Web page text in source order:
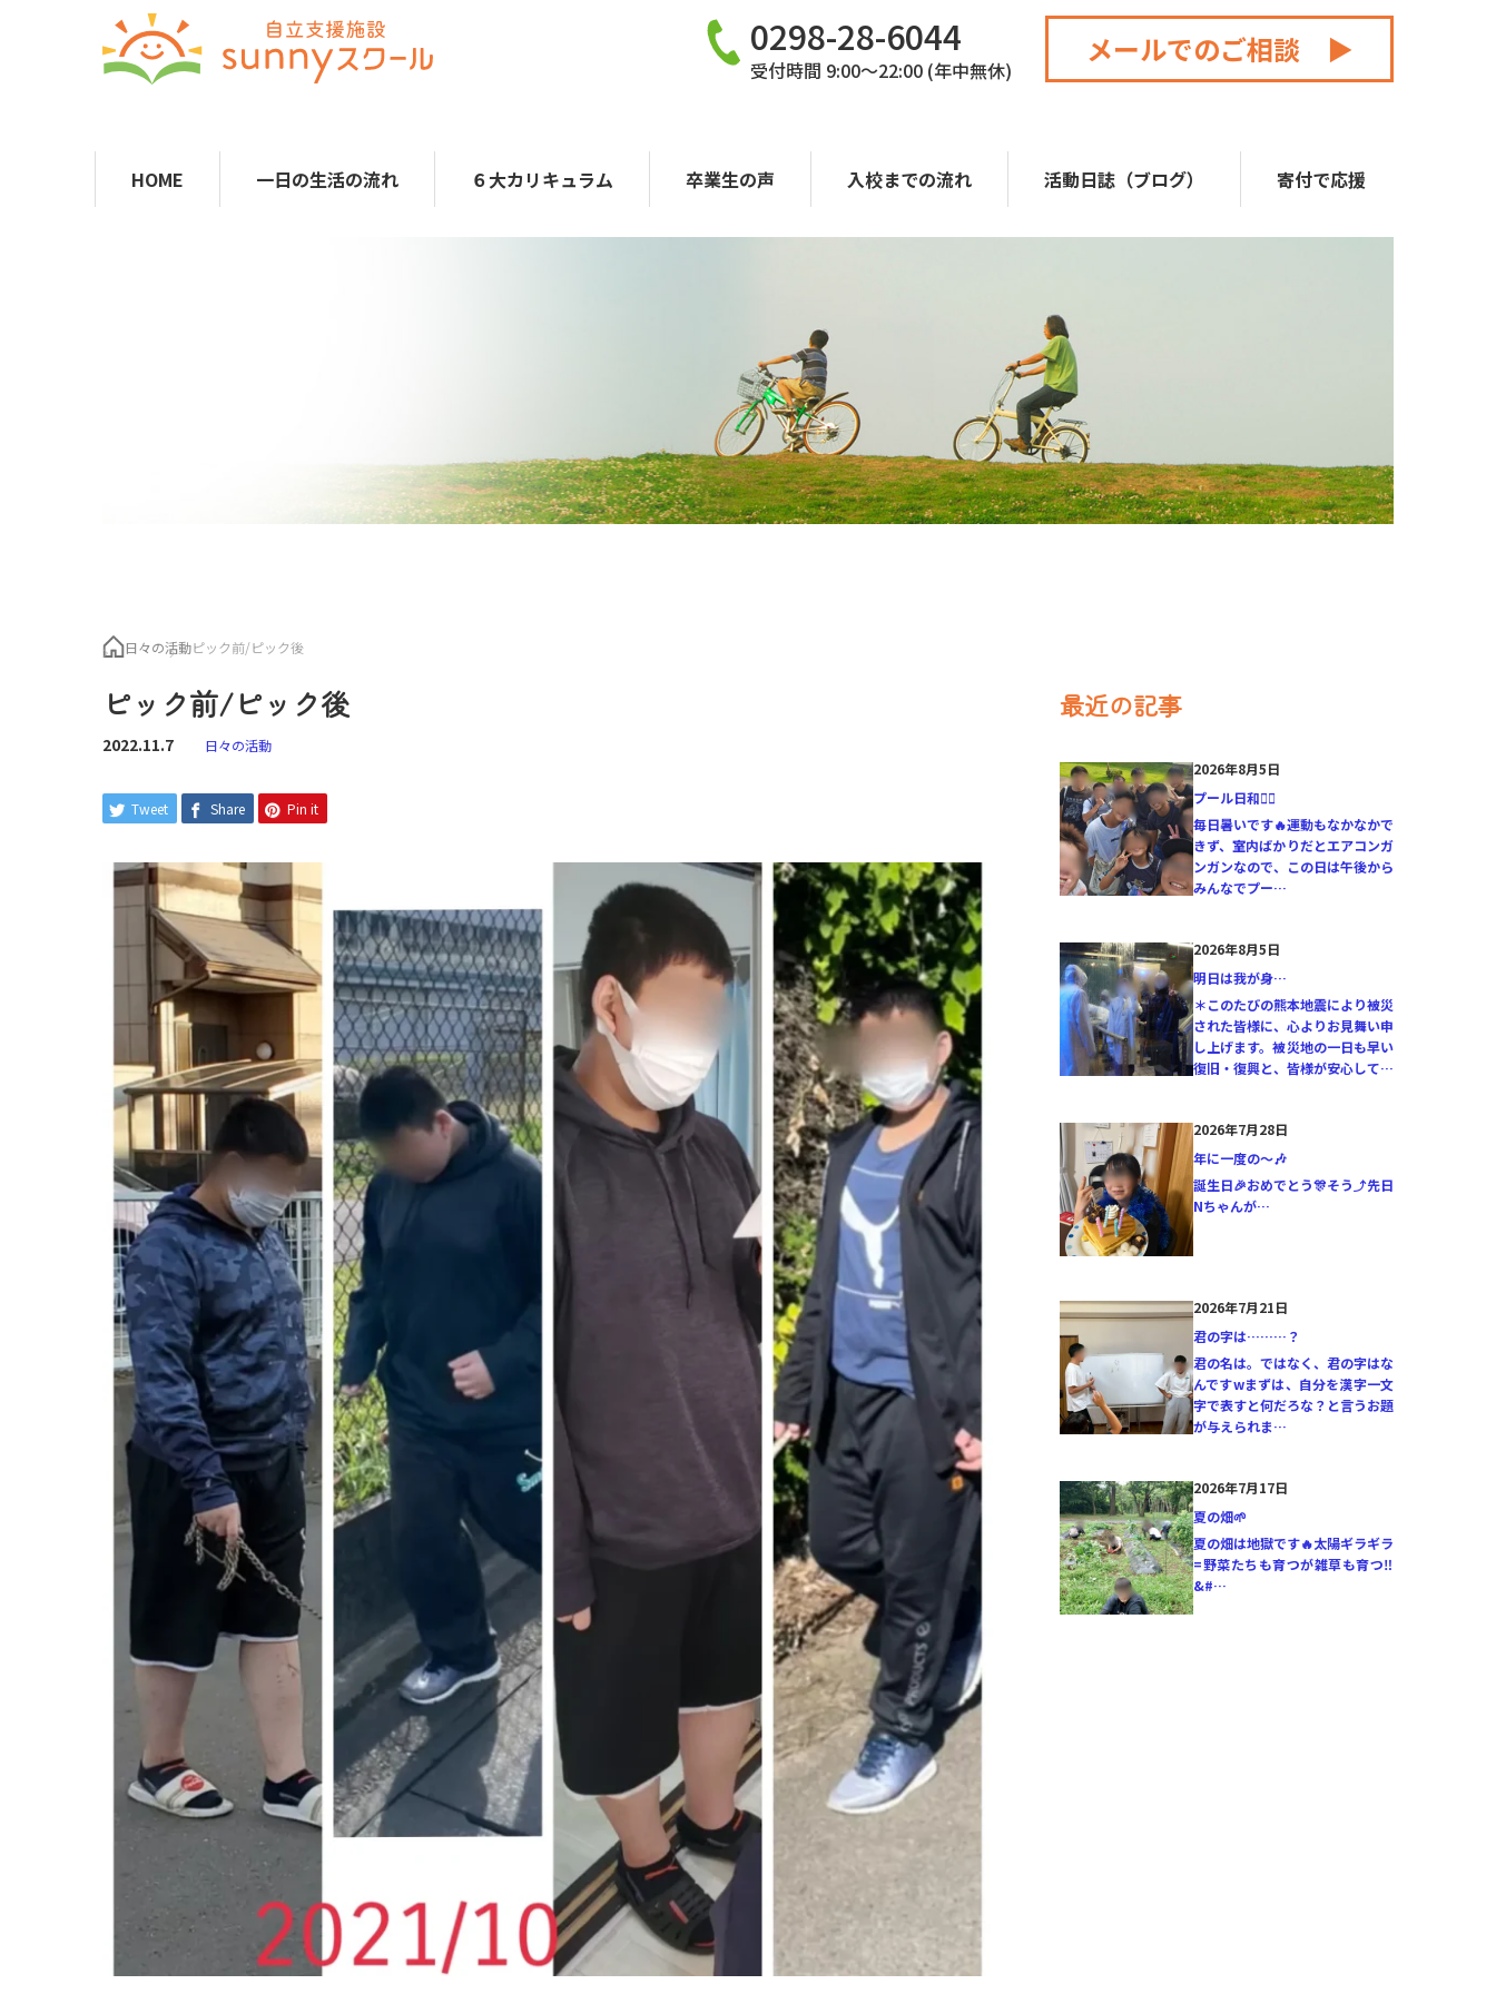
0298-28-6044
受付時間 9:00〜22:00 (年中無休)
メールでのご相談 ▶
HOME 一日の生活の流れ ６大カリキュラム 卒業生の声 入校までの流れ 活動日誌（ブログ） 寄付で応援
日々の活動ピック前/ピック後
ピック前/ピック後
2022.11.7 日々の活動
Tweet Share Pin it
最近の記事
2026年8月5日
プール日和🏊‍♂️
毎日暑いです🔥運動もなかなかで
きず、室内ばかりだとエアコンガ
ンガンなので、この日は午後から
みんなでプー…
2026年8月5日
明日は我が身…
＊このたびの熊本地震により被災
された皆様に、心よりお見舞い申
し上げます。被災地の一日も早い
復旧・復興と、皆様が安心して…
2026年7月28日
年に一度の〜🎶
誕生日🎉おめでとう🎊そう⤴️先日
Nちゃんが…
2026年7月21日
君の字は………？
君の名は。ではなく、君の字はな
んですwまずは、自分を漢字一文
字で表すと何だろな？と言うお題
が与えられま…
2026年7月17日
夏の畑🌱
夏の畑は地獄です🔥太陽ギラギラ
=野菜たちも育つが雑草も育つ‼️
&#…